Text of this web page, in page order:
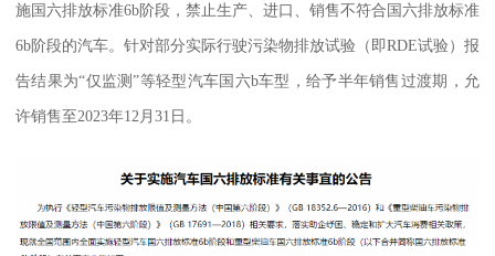
施国六排放标准6b阶段，禁止生产、进口、销售不符合国六排放标准
6b阶段的汽车。针对部分实际行驶污染物排放试验（即RDE试验）报
告结果为“仅监测”等轻型汽车国六b车型，给予半年销售过渡期，允
许销售至2023年12月31日。